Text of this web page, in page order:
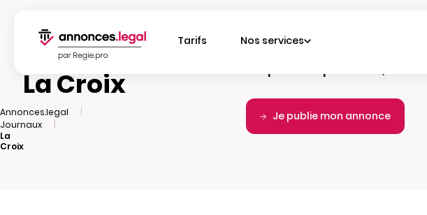
Tarifs Nos services
Annonces.legal
|
Journaux
|
La
Croix
La Croix Fréquence de parution : Quotidien
Je publie mon annonce